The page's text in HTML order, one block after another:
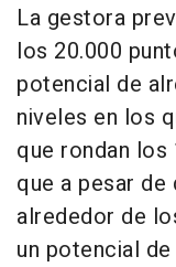
La gestora
los 20.000
potencial de
niveles en los
que rondan los
que a pesar
alrededor de
un potencial